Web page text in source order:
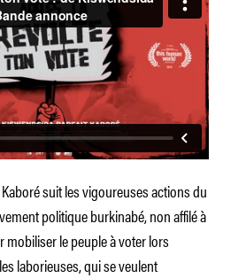
suit les vigoureuses actions du
politique burkinabé, non affilé à
mobiliser le peuple à voter lors
laborieuses, qui se veulent